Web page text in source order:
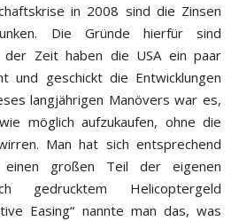
in 2008 sind die Zinsen
Die Gründe hierfür sind
der Zeit haben die USA ein paar
und geschickt die Entwicklungen
langjährigen Manövers war es,
möglich aufzukaufen, ohne die
Man hat sich entsprechend
großen Teil der eigenen
gedrucktem Helicoptergeld
Easing“ nannte man das, was